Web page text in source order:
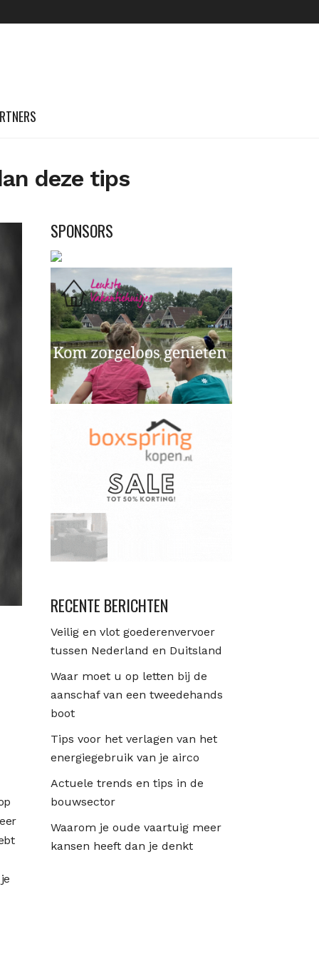
deze tips
SPONSORS
RECENTE BERICHTEN
Veilig en vlot goederenvervoer
tussen Nederland en Duitsland
Waar moet u op letten bij de
aanschaf van een tweedehands
boot
Tips voor het verlagen van het
energiegebruik van je airco
Actuele trends en tips in de
bouwsector
Waarom je oude vaartuig meer
kansen heeft dan je denkt